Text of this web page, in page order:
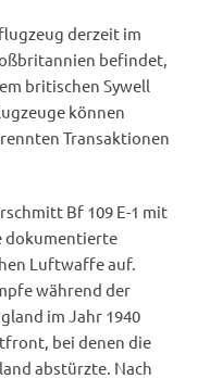
derzeit im
befindet,
britischen Sywell
können
Transaktionen
Bf 109 E-1 mit
dokumentierte
Luftwaffe auf.
während der
im Jahr 1940
bei denen die
abstürzte. Nach